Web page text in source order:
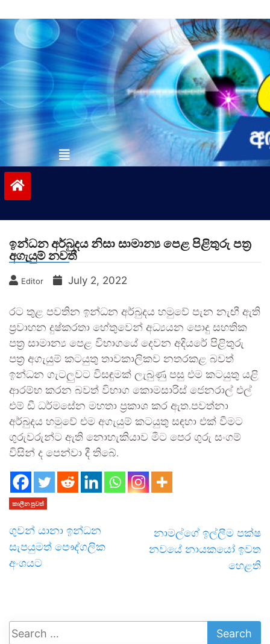
to
contentvinivida.lk
ඉන්ධන අර්බුදය නිසා සාමාන්‍ය පෙළ පිළිතුරු පත්‍ර
අගැයුම් නවතී
Editor July 2, 2022
රට තුළ පවතින ඉන්ධන අර්බුදය හමුවේ පැන නැඟී ඇති
ප්‍රවාහන දුෂ්කරතා හේතුවෙන් අධ්‍යයන පොදු සහතික
පත්‍ර සාමාන්‍ය පෙළ විභාගයේ දෙවන අදියරේ පිළිතුරු
පත්‍ර අගැයුම් කටයුතු තාවකාලිකව නතරකළ බවත්
ඉන්ධන ගැටලුවට විසඳුමක් ලැබුණු පසු එම කටයුතු යළි
ආරම්භ කරන බවත් විභාග කොමසාරිස් ජෙනරාල් එල්
එම් ඩී ධර්මසේන මහතා ප්‍රකාශ කර ඇත.පවත්නා
අර්බුදය හමුවේ එම අගැයුම් කටයුතු සඳහා එක් වීමට
ගුරුවරුන්ට ඇති නොහැකියාව මීට පෙර ගුරු සංගම්
විසින් ද පෙන්වා දී තිබේ.
කාලීන පුවත්
ගුවන් යානා ඉන්ධන
සැපයුමත් පෞද්ගලික
අංශයට
නාමල්ගේ ඉල්ලීම පක්ෂ
නවයේ නායකයෝ ඉවත
හෙළති